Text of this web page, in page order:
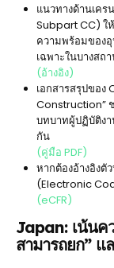
แนวทางด้านเคร
Subpart CC) ใ
ความพร้อมของ
เฉพาะในบางส
(อ้างอิง)
เอกสารสรุปของ
Construction”
บทบาทผู้ปฏิบัติง
กัน
(คู่มือ PDF)
หากต้องอ้างอิงตั
(Electronic
(eCFR)
Japan: เน้น
สามารถยก” แ